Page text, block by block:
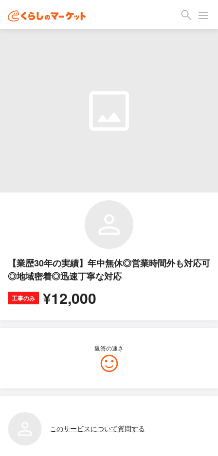
【業歴30年の実績】年中無休◎営業時間外も対応可
◎地域密着◎迅速丁寧な対応
工事のみ ¥12,000
返答の速さ
このサービスについて質問する